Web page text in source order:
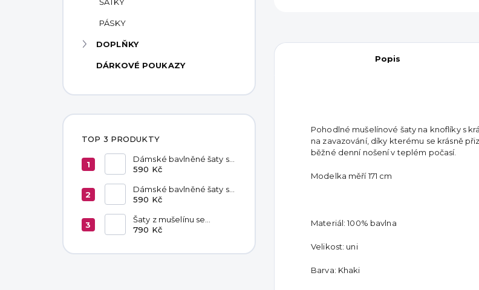
PÁSKY
DOPLŇKY
DÁRKOVÉ POUKAZY
TOP 3 PRODUKTY
Dámské bavlněné šaty s
kapsami Red
590 Kč
Dámské bavlněné šaty s
kapsami Chocolate
590 Kč
Šaty z mušelínu se
zavazováním v pase
790 Kč
Popis
Pohodlné mušelínové šaty na knoflíky s
na zavazování, díky kterému se krásně
běžné denní nošení v teplém počasí.
Modelka měří 171 cm
Materiál: 100% bavlna
Velikost: uni
Barva: Khaki